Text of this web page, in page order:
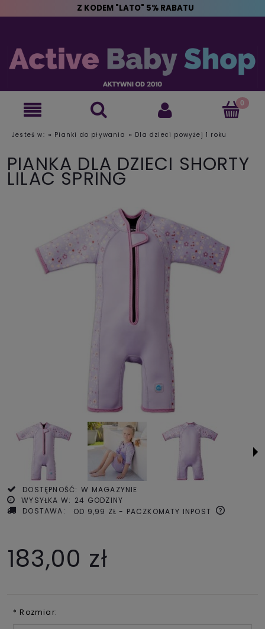
Z KODEM "LATO" 5% RABATU
Jesteś w: » Pianki do pływania » Dla dzieci powyżej 1 roku
PIANKA DLA DZIECI SHORTY
LILAC SPRING
DOSTĘPNOŚĆ: W MAGAZYNIE
WYSYŁKA W: 24 GODZINY
DOSTAWA:
OD 9,99 ZŁ - PACZKOMATY INPOST
183,00 zł
* Rozmiar: